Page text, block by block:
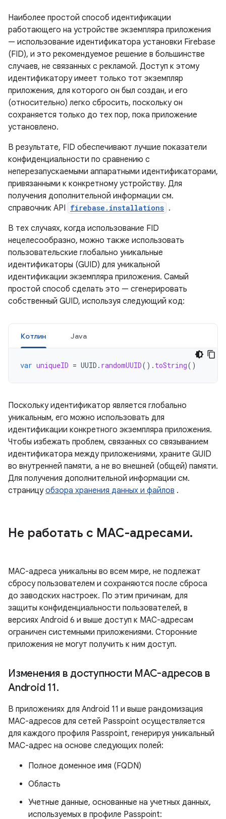
Наиболее простой способ идентификации
работающего на устройстве экземпляра приложения
— использование идентификатора установки Firebase
(FID), и это рекомендуемое решение в большинстве
случаев, не связанных с рекламой. Доступ к этому
идентификатору имеет только тот экземпляр
приложения, для которого он был создан, и его
(относительно) легко сбросить, поскольку он
сохраняется только до тех пор, пока приложение
установлено.
В результате, FID обеспечивают лучшие показатели
конфиденциальности по сравнению с
неперезапускаемыми аппаратными идентификаторами,
привязанными к конкретному устройству. Для
получения дополнительной информации см.
справочник API firebase.installations .
В тех случаях, когда использование FID
нецелесообразно, можно также использовать
пользовательские глобально уникальные
идентификаторы (GUID) для уникальной
идентификации экземпляра приложения. Самый
простой способ сделать это — сгенерировать
собственный GUID, используя следующий код:
Котлин Java
var uniqueID = UUID . randomUUID(). toString()
Поскольку идентификатор является глобально
уникальным, его можно использовать для
идентификации конкретного экземпляра приложения.
Чтобы избежать проблем, связанных со связыванием
идентификатора между приложениями, храните GUID
во внутренней памяти, а не во внешней (общей) памяти.
Для получения дополнительной информации см.
страницуобзора хранения данных и файлов .
Не работать с MAC-адресами.
MAC-адреса уникальны во всем мире, не подлежат
сбросу пользователем и сохраняются после сброса
до заводских настроек. По этим причинам, для
защиты конфиденциальности пользователей, в
версиях Android 6 и выше доступ к MAC-адресам
ограничен системными приложениями. Сторонние
приложения не могут получить к ним доступ.
Изменения в доступности MAC-адресов в
Android 11.
В приложениях для Android 11 и выше рандомизация
MAC-адресов для сетей Passpoint осуществляется
для каждого профиля Passpoint, генерируя уникальный
MAC-адрес на основе следующих полей:
Полное доменное имя (FQDN)
Область
Учетные данные, основанные на учетных данных,
используемых в профиле Passpoint: